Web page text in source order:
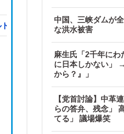
が楽しみ」他
中国、三峡ダムが
な洪水被害
麻生氏「2千年にわ
に日本しかない」
から？』」
【党首討論】中革
らの答弁、残念」
てる」 議場爆笑